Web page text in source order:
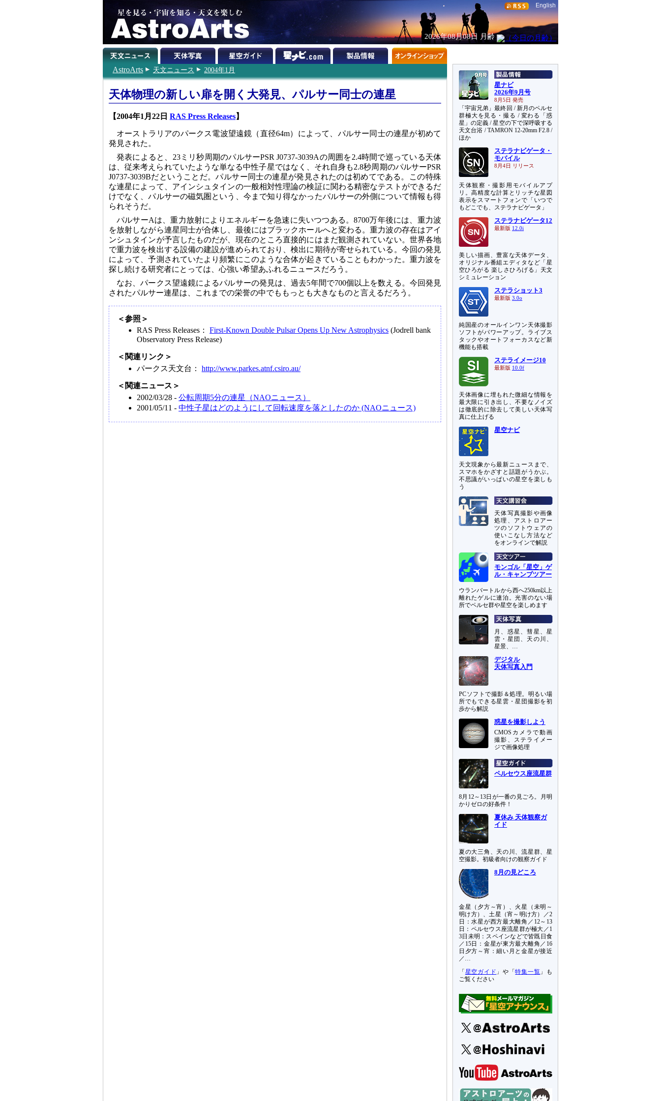
English
2026年08月08日 月齢
AstroArts 天文ニュース 2004年1月
天体物理の新しい扉を開く大発見、パルサー同士の連星
【2004年1月22日 RAS Press Releases】
オーストラリアのパークス電波望遠鏡（直径64m）によって、パルサー同士の連星が初めて
発見された。
発表によると、23ミリ秒周期のパルサーPSR J0737-3039Aの周囲を2.4時間で巡っている天体
は、従来考えられていたような単なる中性子星ではなく、それ自身も2.8秒周期のパルサーPSR
J0737-3039Bだということだ。パルサー同士の連星が発見されたのは初めてである。この特殊
な連星によって、アインシュタインの一般相対性理論の検証に関わる精密なテストができるだ
けでなく、パルサーの磁気圏という、今まで知り得なかったパルサーの外側について情報も得
られそうだ。
パルサーAは、重力放射によりエネルギーを急速に失いつつある。8700万年後には、重力波
を放射しながら連星同士が合体し、最後にはブラックホールへと変わる。重力波の存在はアイ
ンシュタインが予言したものだが、現在のところ直接的にはまだ観測されていない。世界各地
で重力波を検出する設備の建設が進められており、検出に期待が寄せられている。今回の発見
によって、予測されていたより頻繁にこのような合体が起きていることもわかった。重力波を
探し続ける研究者にとっては、心強い希望あふれるニュースだろう。
なお、パークス望遠鏡によるパルサーの発見は、過去5年間で700個以上を数える。今回発見
されたパルサー連星は、これまでの栄誉の中でももっとも大きなものと言えるだろう。
＜参照＞
RAS Press Releases： First-Known Double Pulsar Opens Up New Astrophysics (Jodrell bank
Observatory Press Release)
＜関連リンク＞
パークス天文台： http://www.parkes.atnf.csiro.au/
＜関連ニュース＞
2002/03/28 - 公転周期5分の連星（NAOニュース）
2001/05/11 - 中性子星はどのようにして回転速度を落としたのか (NAOニュース)
星ナビ
2026年9月号
8月5日 発売
「宇宙兄弟」最終回 / 新月のペルセ
群極大を見る・撮る / 変わる「惑
星」の定義 / 星空の下で深呼吸する
天文台浴 / TAMRON 12-20mm F2.8 /
ほか
ステラナビゲータ・
モバイル
8月4日 リリース
天体観察・撮影用モバイルアプ
リ。高精度な計算とリッチな星図
表示をスマートフォンで「いつで
もどこでも、ステラナビゲータ」
ステラナビゲータ12
最新版 12.0i
美しい描画、豊富な天体データ、
オリジナル番組エディタなど「星
空ひろがる 楽しさひろげる」天文
シミュレーション
ステラショット3
最新版 3.0o
純国産のオールインワン天体撮影
ソフトがパワーアップ。ライブス
タックやオートフォーカスなど新
機能も搭載
ステライメージ10
最新版 10.0f
天体画像に埋もれた微細な情報を
最大限に引き出し、不要なノイズ
は徹底的に除去して美しい天体写
真に仕上げる
星空ナビ
天文現象から最新ニュースまで、
スマホをかざすと話題がうかぶ。
不思議がいっぱいの星空を楽しも
う
天体写真撮影や画像
処理、アストロアー
ツのソフトウェアの
使いこなし方法など
をオンラインで解説
モンゴル「星空」ゲ
ル・キャンプツアー
ウランバートルから西へ250km以上
離れたゲルに連泊。光害のない場
所でペルセ群や星空を楽しめます
月、惑星、彗星、星
雲・星団、天の川、
星景、…
デジタル
天体写真入門
PCソフトで撮影＆処理。明るい場
所でもできる星雲・星団撮影を初
歩から解説
惑星を撮影しよう
CMOSカメラで動画
撮影、ステライメー
ジで画像処理
ペルセウス座流星群
8月12～13日が一番の見ごろ。月明
かりゼロの好条件！
夏休み 天体観察ガ
イド
夏の大三角、天の川、流星群、星
空撮影。初級者向けの観察ガイド
8月の見どころ
金星（夕方～宵）、火星（未明～
明け方）、土星（宵～明け方）／2
日：水星が西方最大離角／12～13
日：ペルセウス座流星群が極大／1
3日未明：スペインなどで皆既日食
／15日：金星が東方最大離角／16
日夕方～宵：細い月と金星が接近
／…
「 星空ガイド 」や「特集一覧 」も
ご覧ください